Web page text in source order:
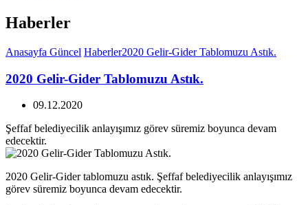
Haberler
Anasayfa Güncel Haberler2020 Gelir-Gider Tablomuzu Astık.
2020 Gelir-Gider Tablomuzu Astık.
09.12.2020
Şeffaf belediyecilik anlayışımız görev süremiz boyunca devam
edecektir.
2020 Gelir-Gider tablomuzu astık. Şeffaf belediyecilik anlayışımız
görev süremiz boyunca devam edecektir.